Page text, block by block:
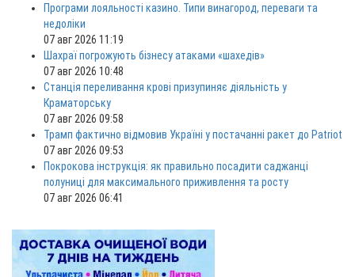
Програми лояльності казино. Типи винагород, переваги та
недоліки
07 авг 2026 11:19
Шахраї погрожують бізнесу атаками «шахедів»
07 авг 2026 10:48
Станція переливання крові призупиняє діяльність у
Краматорську
07 авг 2026 09:58
Трамп фактично відмовив Україні у постачанні ракет до Patriot
07 авг 2026 09:53
Покрокова інструкція: як правильно посадити саджанці
полуниці для максимального приживлення та росту
07 авг 2026 06:41